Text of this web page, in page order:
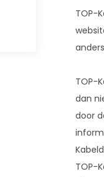
TOP-
TOP-
dan
door
TOP-